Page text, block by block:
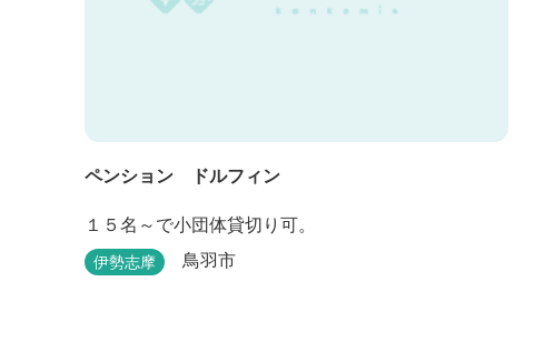
ペンション ドルフィン
１５名～で小団体貸切り可。
伊勢志摩 鳥羽市